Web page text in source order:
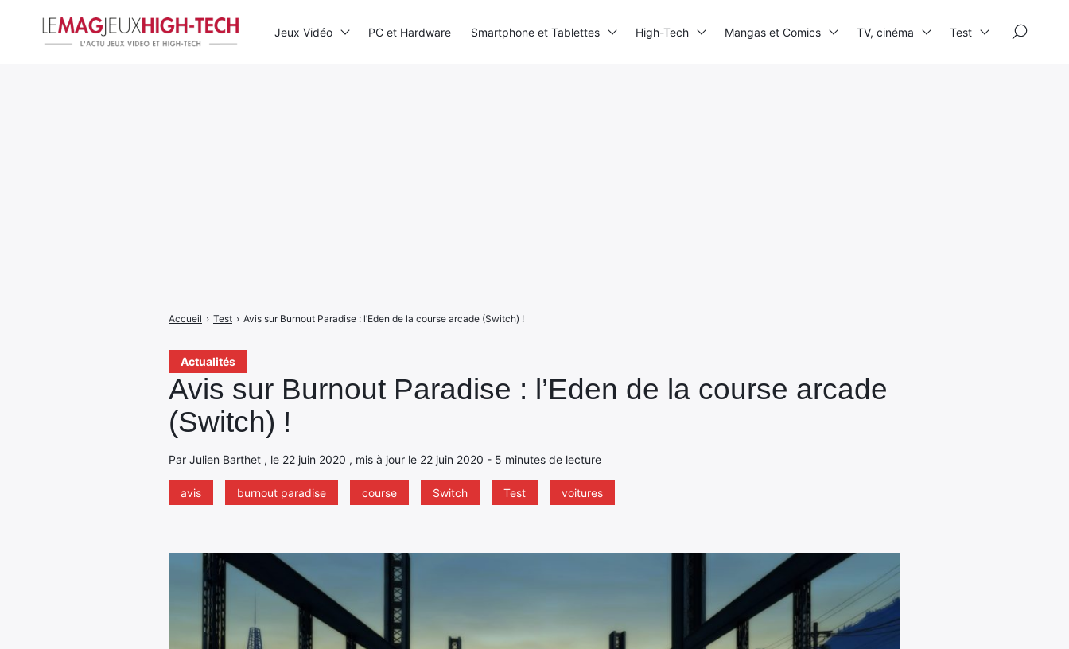
Actualités
Avis sur Burnout Paradise : l’Eden de la course arcade
(Switch) !
Par Julien Barthet , le 22 juin 2020 , mis à jour le 22 juin 2020 - 5 minutes de lecture
avis burnout paradise course Switch Test voitures
Accueil › Test › Avis sur Burnout Paradise : l’Eden de la course arcade (Switch) !
Jeux Vidéo PC et Hardware Smartphone et Tablettes High-Tech Mangas et Comics TV, cinéma Test